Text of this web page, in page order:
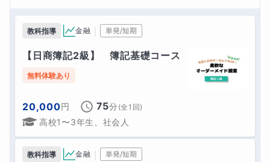
教科指導 金融 単発/短期
【日商簿記2級】　簿記基礎コース
無料体験あり
20,000円 75分 (全1 回)
高校1〜3年生、社会人
教科指導 金融 単発/短期